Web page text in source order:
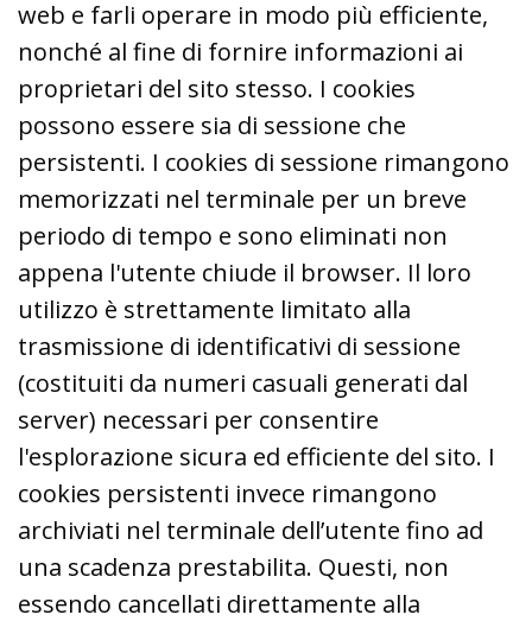
web e farli operare in modo più efficiente,
nonché al fine di fornire informazioni ai
proprietari del sito stesso. I cookies
possono essere sia di sessione che
persistenti. I cookies di sessione rimangono
memorizzati nel terminale per un breve
periodo di tempo e sono eliminati non
appena l'utente chiude il browser. Il loro
utilizzo è strettamente limitato alla
trasmissione di identificativi di sessione
(costituiti da numeri casuali generati dal
server) necessari per consentire
l'esplorazione sicura ed efficiente del sito. I
cookies persistenti invece rimangono
archiviati nel terminale dell’utente fino ad
una scadenza prestabilita. Questi, non
essendo cancellati direttamente alla